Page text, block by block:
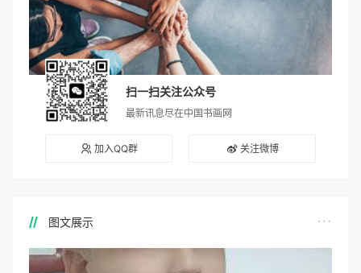
扫一扫关注公众号
最新讯息尽在中国书画网
加入QQ群 关注微博
图文展示